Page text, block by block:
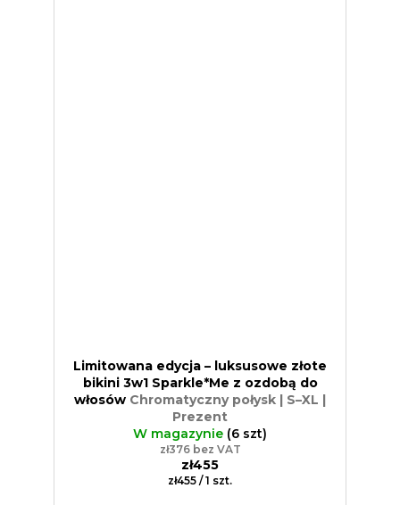
Limitowana edycja – luksusowe złote
bikini 3w1 Sparkle*Me z ozdobą do
włosów Chromatyczny połysk | S–XL |
Prezent
W magazynie (6 szt)
zł376 bez VAT
zł455
Cena
zł455 / 1 szt.